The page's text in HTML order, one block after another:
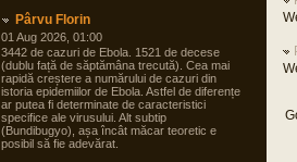
Pârvu Florin
01 Aug 2026, 01:00
3442 de cazuri de Ebola. 1521 de decese
(dublu față de săptămâna trecută). Cea mai
rapidă creștere a numărului de cazuri din
istoria epidemiilor de Ebola. Astfel de diferențe
ar putea fi determinate de caracteristici
specifice ale virusului. Alt subtip
(Bundibugyo), așa încât măcar teoretic e
posibil să fie adevărat.